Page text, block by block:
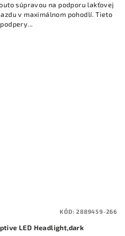
súpravou na podporu lakťovej
v maximálnom pohodlí. Tieto
podpery...
LED Headlight,dark
KÓD:2889459-266